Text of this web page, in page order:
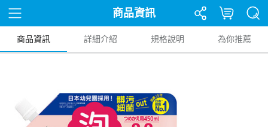
商品資訊
商品資訊 詳細介紹 規格說明 為你推薦